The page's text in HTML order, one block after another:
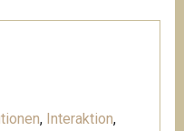
, Interaktion,